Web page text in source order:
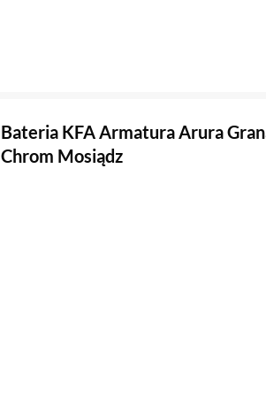
Bateria KFA Armatura Arura
Chrom Mosiądz